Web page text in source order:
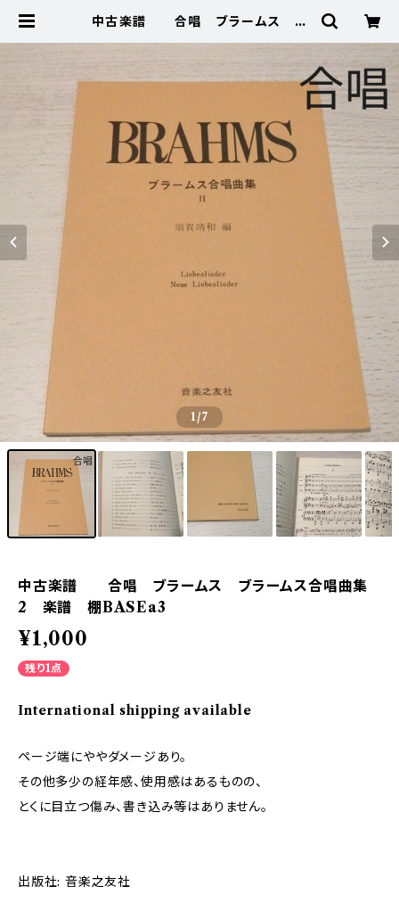
中古楽譜 合唱 ブラームス ブ
音」 BASE店
1/7
中古楽譜 合唱 ブラームス ブラームス合唱曲集
2 楽譜 棚BASEa3
¥1,000
残り1点
International shipping available
ページ端にややダメージあり。
その他多少の経年感、使用感はあるものの、
とくに目立つ傷み、書き込み等はありません。
出版社: 音楽之友社